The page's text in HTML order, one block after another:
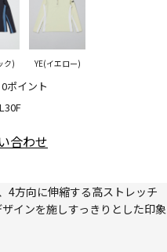
0ポイント
ク) YE(イエロー)
合わせ
4方向に伸縮する高ストレッチ
インを施しすっきりとした印象